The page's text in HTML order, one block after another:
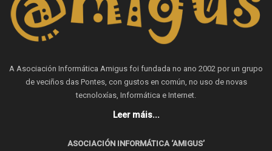
A Asociación Informática Amigus foi fundada no ano 2002 por un grupo
de veciños das Pontes, con gustos en común, no uso de novas
tecnoloxías, Informática e Internet.
Leer máis...
ASOCIACIÓN INFORMÁTICA ‘AMIGUS’